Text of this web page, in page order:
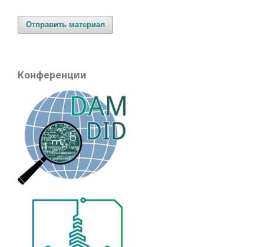
Отправить материал
Конференции